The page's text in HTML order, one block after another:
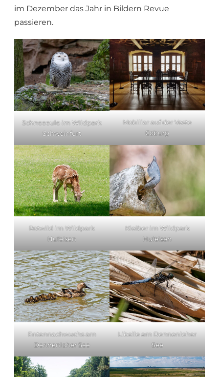
im Dezember das Jahr in Bildern Revue
passieren.
Schneeeule im WIldpark
Schweinfurt
Mobiliar auf der Veste
Coburg
Rotwild im Wildpark
Hufeisen
Kleiber im Wildpark
Hufeisen
Entennachwuchs am
Dennenloher See
Libelle am Dennenloher
See